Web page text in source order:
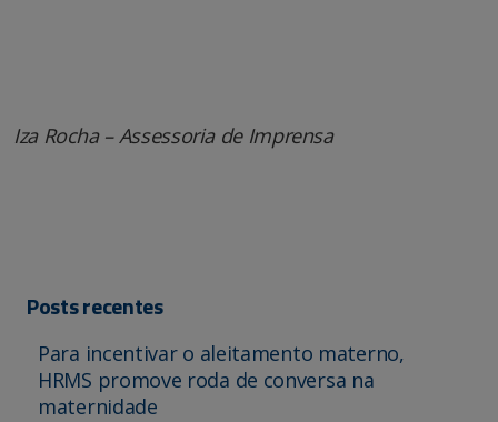
Iza Rocha – Assessoria de Imprensa
Posts recentes
Para incentivar o aleitamento materno,
HRMS promove roda de conversa na
maternidade